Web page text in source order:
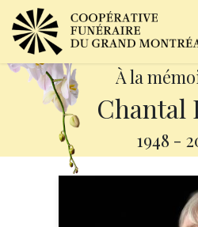
À la
Chantal
1948 -